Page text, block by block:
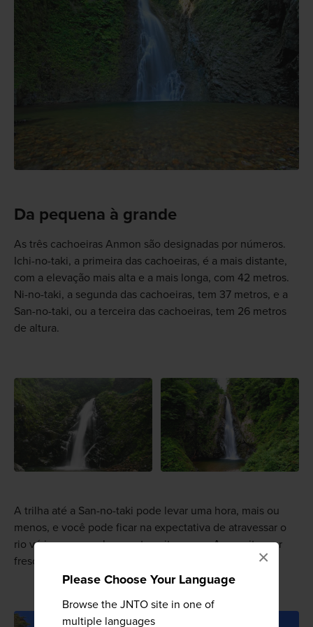
Please Choose Your Language
Browse the JNTO site in one of
multiple languages
×
Da pequena à grande
As três cachoeiras Anmon são designadas por números.
Ichi-no-taki, a primeira das cachoeiras, é a mais distante,
com a elevação mais alta e a mais longa, com 42 metros.
Ni-no-taki, a segunda das cachoeiras, tem 37 metros, e a
San-no-taki, ou a terceira das cachoeiras, tem 26 metros
de altura.
A trilha até a San-no-taki pode levar uma hora, mais ou
menos, e você pode ficar na expectativa de atravessar o
rio várias vezes sobre pontes pitorescas. Aproveite o ar
fresco e o ambiente natural.